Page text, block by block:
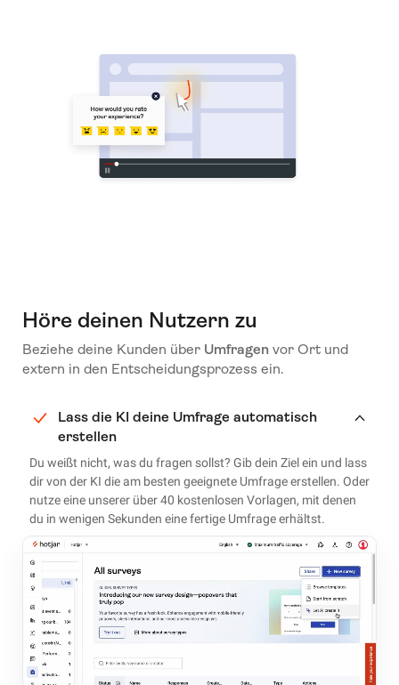
Höre deinen Nutzern zu
Beziehe deine Kunden über Umfragen vor Ort und
extern in den Entscheidungsprozess ein.
Lass die KI deine Umfrage automatisch
erstellen
Du weißt nicht, was du fragen sollst? Gib dein Ziel ein und lass
dir von der KI die am besten geeignete Umfrage erstellen. Oder
nutze eine unserer über 40 kostenlosen Vorlagen, mit denen
du in wenigen Sekunden eine fertige Umfrage erhältst.